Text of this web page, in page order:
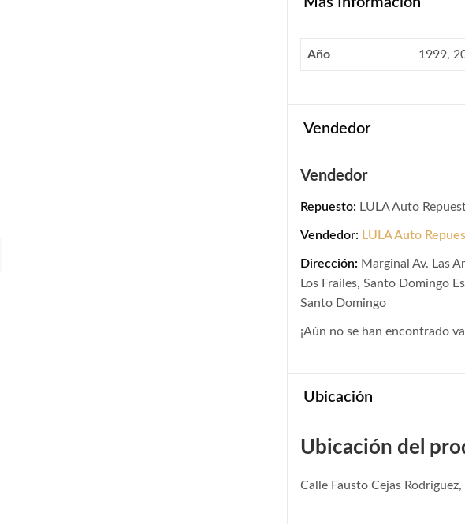
Año 1999,
Vendedor
Vendedor
Repuesto: LULA Auto
Vendedor: LULA Auto
Dirección: Marginal Av. Las
Los Frailes, Santo Domingo
Santo Domingo
¡Aún no se han encontrado
Ubicación
Ubicación del
Calle Fausto Cejas